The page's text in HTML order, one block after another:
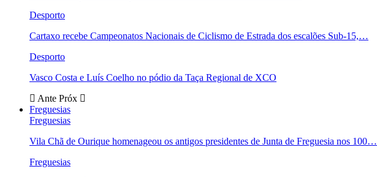
Desporto
Cartaxo recebe Campeonatos Nacionais de Ciclismo de Estrada dos escalões Sub-15,…
Desporto
Vasco Costa e Luís Coelho no pódio da Taça Regional de XCO
Ante Próx
Freguesias
Freguesias
Vila Chã de Ourique homenageou os antigos presidentes de Junta de Freguesia nos 100…
Freguesias